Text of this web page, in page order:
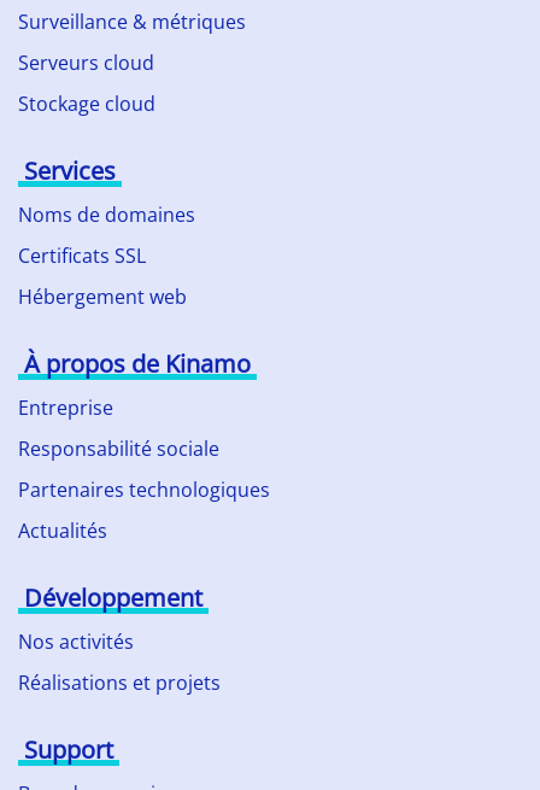
Surveillance & métriques
Serveurs cloud
Stockage cloud
Services
Noms de domaines
Certificats SSL
Hébergement web
À propos de Kinamo
Entreprise
Responsabilité sociale
Partenaires technologiques
Actualités
Développement
Nos activités
Réalisations et projets
Support